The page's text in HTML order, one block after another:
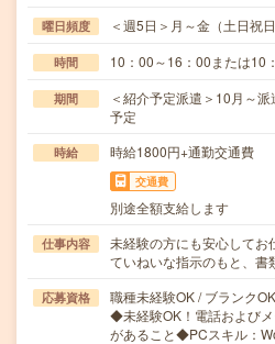
曜日頻度 ＜週5日＞月～金（土日祝日
時間 10：00～16：00または10
期間
＜紹介予定派遣＞10月～
予定
時給 時給1800円+通勤交通費
交通費
別途全額支給します
仕事内容
未経験の方にも安心してお
ていねいな指示のもと、
応募資格
職種未経験OK / ブランク
◆未経験OK！電話および
があること◆PCスキル：